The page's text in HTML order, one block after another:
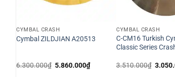
CYMBAL CRASH
Cymbal ZILDJIAN A20513
6.300.000₫ Giá
5.860.000₫Giá
hiện
CYMBAL CRASH
C-CM16 Turkish
Classic Series
3.510.000₫ Giá